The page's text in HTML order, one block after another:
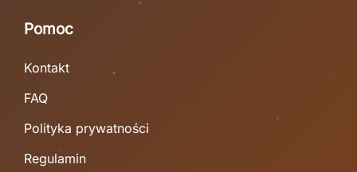
Pomoc
Kontakt
FAQ
Polityka prywatności
Regulamin